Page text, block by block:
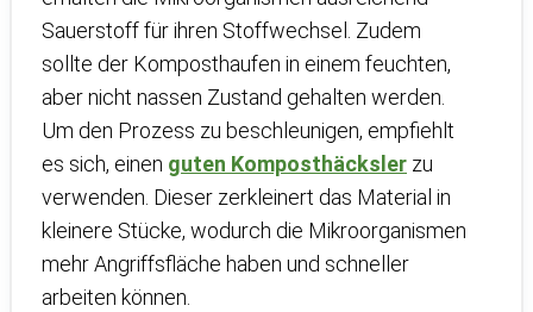
Sauerstoff für ihren Stoffwechsel. Zudem
sollte der Komposthaufen in einem feuchten,
aber nicht nassen Zustand gehalten werden.
Um den Prozess zu beschleunigen, empfiehlt
es sich, einen guten Komposthäcksler zu
verwenden. Dieser zerkleinert das Material in
kleinere Stücke, wodurch die Mikroorganismen
mehr Angriffsfläche haben und schneller
arbeiten können.